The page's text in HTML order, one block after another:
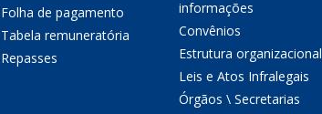
Folha de pagamento
Tabela remuneratória
Repasses
informações
Convênios
Estrutura organizacional
Leis e Atos Infralegais
Órgãos \ Secretarias